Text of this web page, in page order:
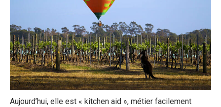
Aujourd’hui, elle est « kitchen aid », métier facilement